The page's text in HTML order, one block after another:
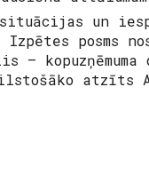
un
posms
kopuzņēmuma
atzīts